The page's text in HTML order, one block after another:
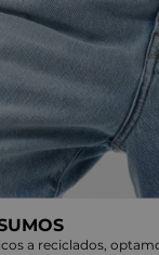
a reciclados,